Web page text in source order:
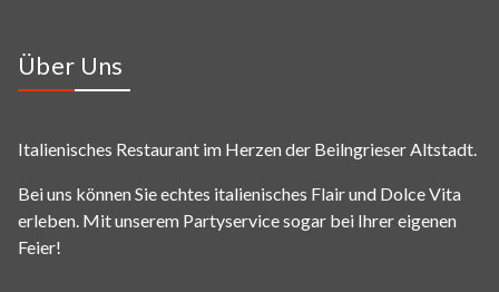
Über Uns
Italienisches Restaurant im Herzen der Beilngrieser Altstadt.
Bei uns können Sie echtes italienisches Flair und Dolce Vita
erleben. Mit unserem Partyservice sogar bei Ihrer eigenen
Feier!